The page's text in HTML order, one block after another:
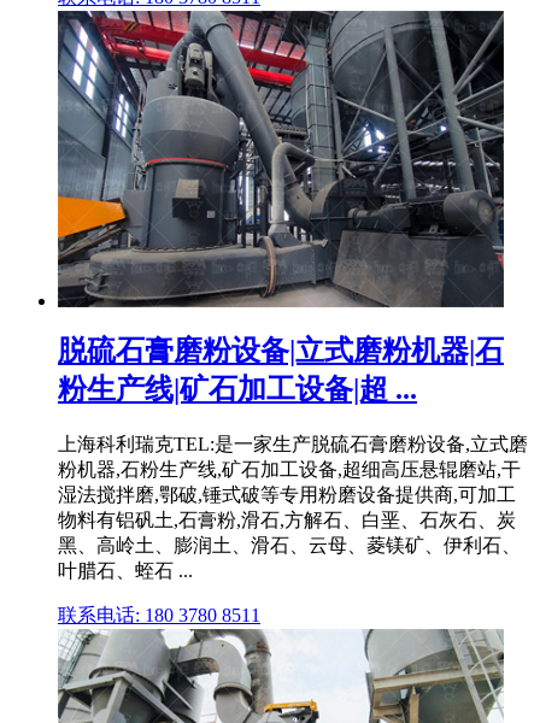
脱硫石膏磨粉设备|立式磨粉机器|石
粉生产线|矿石加工设备|超 ...
上海科利瑞克TEL:是一家生产脱硫石膏磨粉设备,立式磨
粉机器,石粉生产线,矿石加工设备,超细高压悬辊磨站,干
湿法搅拌磨,鄂破,锤式破等专用粉磨设备提供商,可加工
物料有铝矾土,石膏粉,滑石,方解石、白垩、石灰石、炭
黑、高岭土、膨润土、滑石、云母、菱镁矿、伊利石、
叶腊石、蛭石 ...
联系电话: 180 3780 8511